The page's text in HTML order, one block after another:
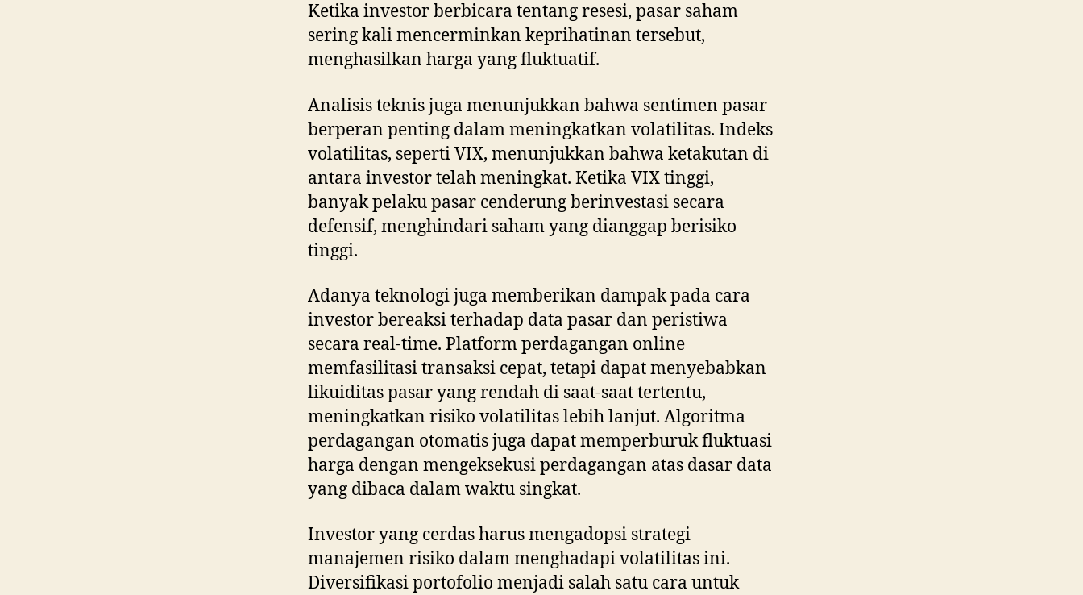
Ketika investor berbicara tentang resesi, pasar saham
sering kali mencerminkan keprihatinan tersebut,
menghasilkan harga yang fluktuatif.
Analisis teknis juga menunjukkan bahwa sentimen pasar
berperan penting dalam meningkatkan volatilitas. Indeks
volatilitas, seperti VIX, menunjukkan bahwa ketakutan di
antara investor telah meningkat. Ketika VIX tinggi,
banyak pelaku pasar cenderung berinvestasi secara
defensif, menghindari saham yang dianggap berisiko
tinggi.
Adanya teknologi juga memberikan dampak pada cara
investor bereaksi terhadap data pasar dan peristiwa
secara real-time. Platform perdagangan online
memfasilitasi transaksi cepat, tetapi dapat menyebabkan
likuiditas pasar yang rendah di saat-saat tertentu,
meningkatkan risiko volatilitas lebih lanjut. Algoritma
perdagangan otomatis juga dapat memperburuk fluktuasi
harga dengan mengeksekusi perdagangan atas dasar data
yang dibaca dalam waktu singkat.
Investor yang cerdas harus mengadopsi strategi
manajemen risiko dalam menghadapi volatilitas ini.
Diversifikasi portofolio menjadi salah satu cara untuk